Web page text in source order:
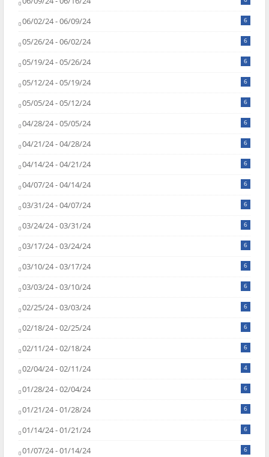
06/02/24 - 06/09/24 6
05/26/24 - 06/02/24 6
05/19/24 - 05/26/24 6
05/12/24 - 05/19/24 6
05/05/24 - 05/12/24 6
04/28/24 - 05/05/24 6
04/21/24 - 04/28/24 6
04/14/24 - 04/21/24 6
04/07/24 - 04/14/24 6
03/31/24 - 04/07/24 6
03/24/24 - 03/31/24 6
03/17/24 - 03/24/24 6
03/10/24 - 03/17/24 6
03/03/24 - 03/10/24 6
02/25/24 - 03/03/24 6
02/18/24 - 02/25/24 6
02/11/24 - 02/18/24 6
02/04/24 - 02/11/24 4
01/28/24 - 02/04/24 6
01/21/24 - 01/28/24 6
01/14/24 - 01/21/24 6
01/07/24 - 01/14/24 6